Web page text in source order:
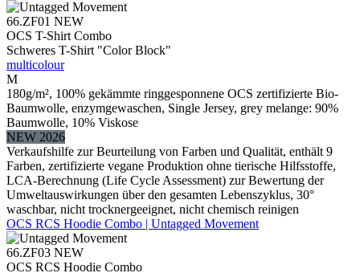
66.ZF01 NEW
OCS T-Shirt Combo
Schweres T-Shirt "Color Block"
multicolour
M
180g/m², 100% gekämmte ringgesponnene OCS zertifizierte Bio-
Baumwolle, enzymgewaschen, Single Jersey, grey melange: 90%
Baumwolle, 10% Viskose
NEW 2026
Verkaufshilfe zur Beurteilung von Farben und Qualität, enthält 9
Farben, zertifizierte vegane Produktion ohne tierische Hilfsstoffe,
LCA-Berechnung (Life Cycle Assessment) zur Bewertung der
Umweltauswirkungen über den gesamten Lebenszyklus, 30°
waschbar, nicht trocknergeeignet, nicht chemisch reinigen
OCS RCS Hoodie Combo | Untagged Movement
66.ZF03 NEW
OCS RCS Hoodie Combo